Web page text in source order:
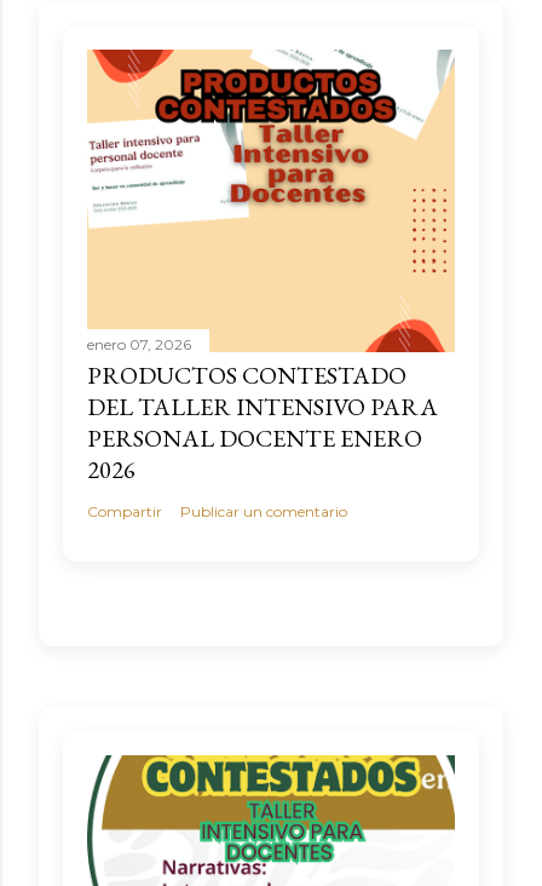
enero 07, 2026
PRODUCTOS CONTESTADO
DEL TALLER INTENSIVO PARA
PERSONAL DOCENTE ENERO
2026
Compartir Publicar un comentario